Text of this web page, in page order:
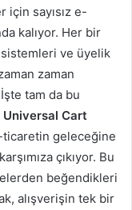
sayısız e-
kalıyor. Her bir
ve üyelik
zaman
tam da bu
Universal Cart
ticaretin geleceğine
çıkıyor. Bu
beğendikleri
alışverişin tek bir